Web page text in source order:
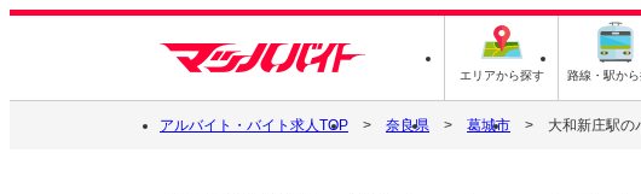
エリアから探す 路線・駅か
アルバイト・バイト求人TOP 奈良県 葛城市 大和新庄駅の